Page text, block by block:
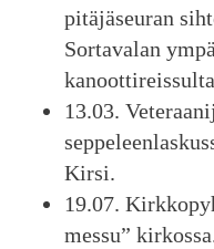
pitäjäseuran
Sortavalan
13.03.
Kirsi.
19.07.
messu”